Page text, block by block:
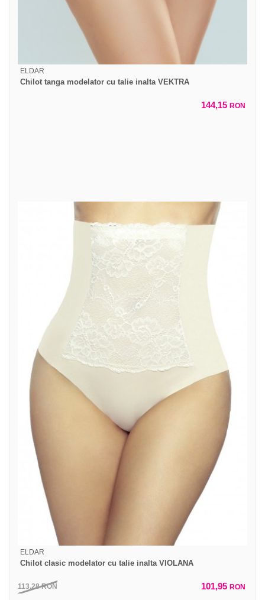
ELDAR
Chilot tanga modelator cu talie inalta VEKTRA
144,15 RON
ELDAR
Chilot clasic modelator cu talie inalta VIOLANA
113,28RON 101,95 RON